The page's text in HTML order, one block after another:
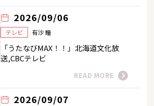
2026/09/06
テレビ 有沙 瞳
「うたなびMAX！！」北海道文化放
送,CBCテレビ
READ MORE
2026/09/07